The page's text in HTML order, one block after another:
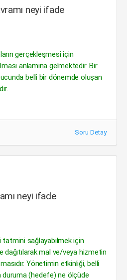
neyi ifade
gerçekleşmesi için
anlamına gelmektedir. Bir
belli bir dönemde oluşan
Soru Detay
neyi ifade
tatmini sağlayabilmek için
dağıtılarak mal ve/veya hizmetin
Yönetimin etkinliği, belli
(hedefe) ne ölçüde